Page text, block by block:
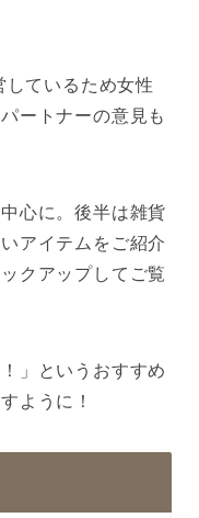
ているため女性
ートナーの意見も
心に。後半は雑貨
アイテムをご紹介
クアップしてご覧
」というおすすめ
ように！